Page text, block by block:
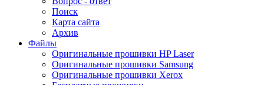
Поиск
Карта сайта
Архив
Файлы
Оригинальные прошивки HP Laser
Оригинальные прошивки Samsung
Оригинальные прошивки Xerox